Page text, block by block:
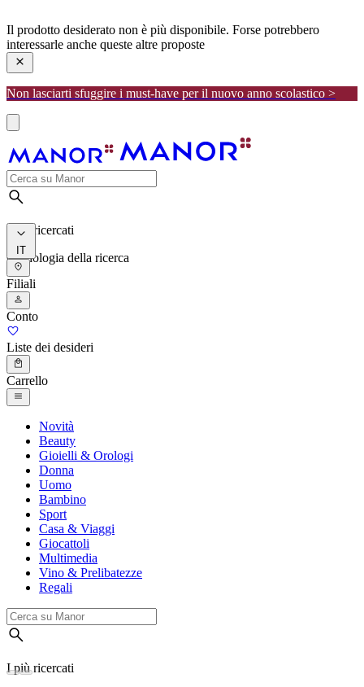
Il prodotto desiderato non è più disponibile. Forse potrebbero
interessarle anche queste altre proposte
Non lasciarti sfuggire i must-have per il nuovo anno scolastico >
I più ricercati
Cronologia della ricerca
IT
Filiali
Conto
Liste dei desideri
Carrello
Novità
Beauty
Gioielli & Orologi
Donna
Uomo
Bambino
Sport
Casa & Viaggi
Giocattoli
Multimedia
Vino & Prelibatezze
Regali
I più ricercati